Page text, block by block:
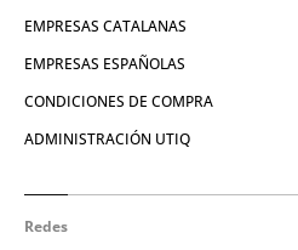
EMPRESAS CATALANAS
EMPRESAS ESPAÑOLAS
CONDICIONES DE COMPRA
ADMINISTRACIÓN UTIQ
Redes